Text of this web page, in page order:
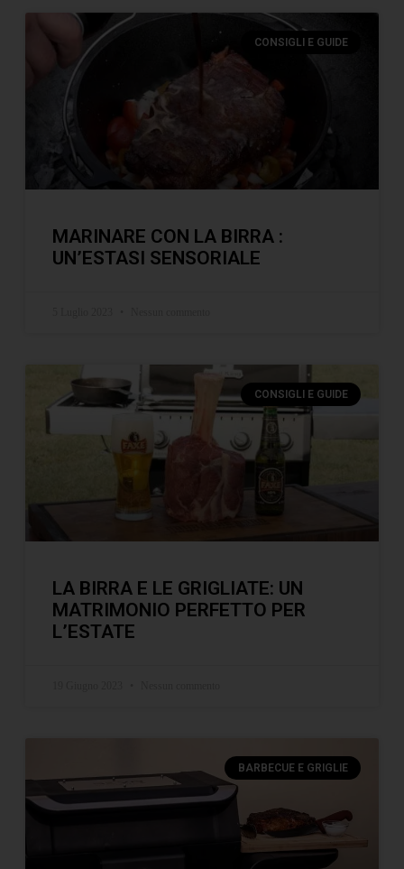
CONSIGLI E GUIDE
MARINARE CON LA BIRRA :
UN’ESTASI SENSORIALE
CONSIGLI E GUIDE
LA BIRRA E LE GRIGLIATE: UN
MATRIMONIO PERFETTO PER
L’ESTATE
BARBECUE E GRIGLIE